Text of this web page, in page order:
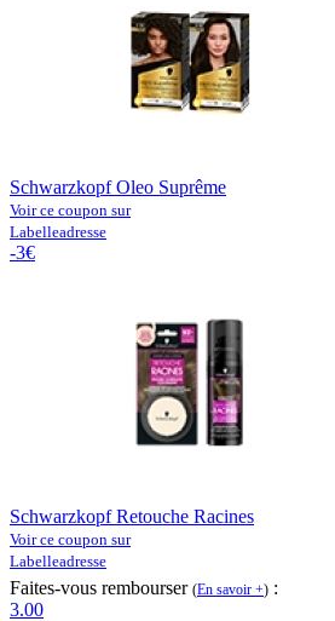
Schwarzkopf Oleo Suprême
Voir ce coupon sur
Labelleadresse
-3€
Schwarzkopf Retouche Racines
Voir ce coupon sur
Labelleadresse
Faites-vous rembourser (En savoir +) :
3.00